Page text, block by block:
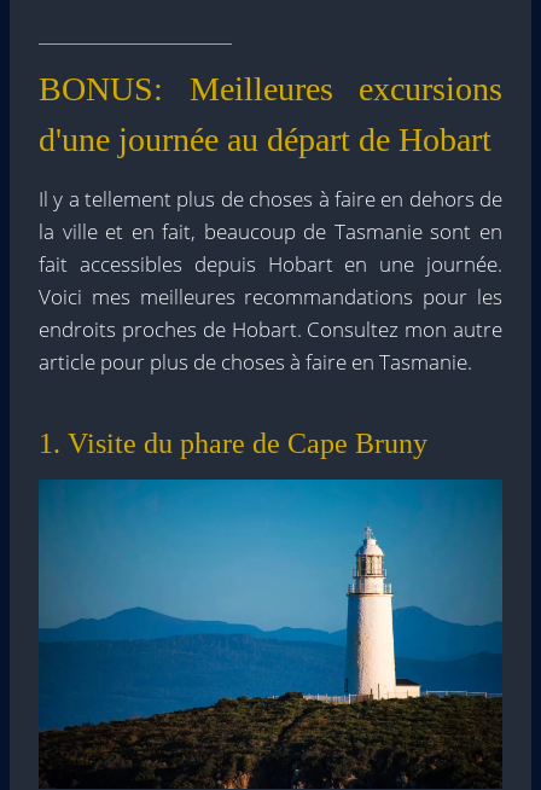
BONUS: Meilleures excursions
d'une journée au départ de Hobart
Il y a tellement plus de choses à faire en dehors de
la ville et en fait, beaucoup de Tasmanie sont en
fait accessibles depuis Hobart en une journée.
Voici mes meilleures recommandations pour les
endroits proches de Hobart. Consultez mon autre
article pour plus de choses à faire en Tasmanie.
1. Visite du phare de Cape Bruny